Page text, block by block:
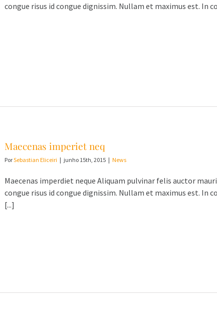
congue risus id congue dignissim. Nullam et maximus est. In
Maecenas imperiet neq
PorSebastian Eliceiri | junho 15th, 2015 | News
Maecenas imperdiet neque Aliquam pulvinar felis auctor
congue risus id congue dignissim. Nullam et maximus est. In
[...]